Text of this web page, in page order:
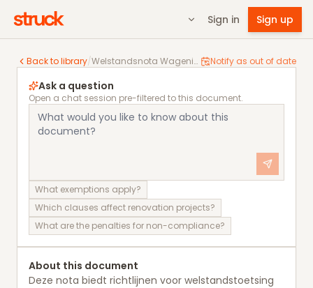
Sign in Sign up
Back to library/ Welstandsnota Wageningen 2018 Notify as out of date
Welstandsnota Wageningen 2018
Ask a question
Open a chat session pre-filtered to this document.
What exemptions apply?
Which clauses affect renovation projects?
What are the penalties for non-compliance?
About this document
Deze nota biedt richtlijnen voor welstandstoetsing